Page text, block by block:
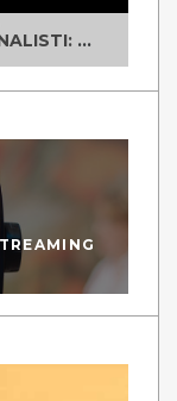
UNO TWO DREI 2015/2016, I FINALISTI: CLASSE IV ALS ISTITUTO "DEGASPERI" BORGO VALSUGANA